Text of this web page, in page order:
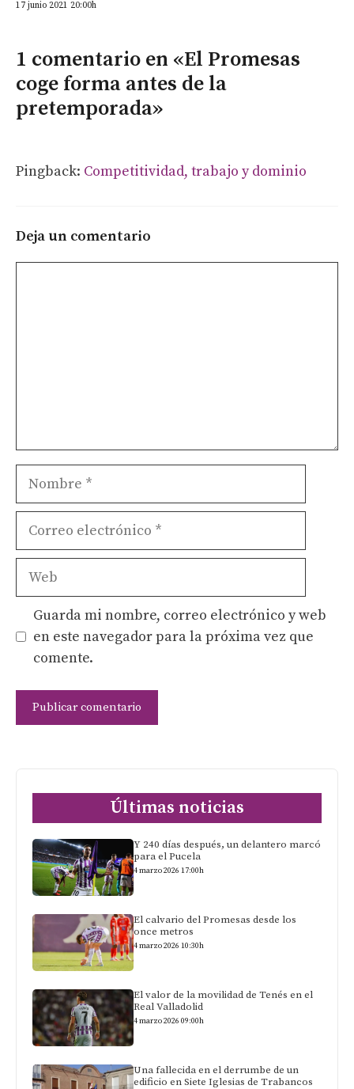
17 junio 2021 20:00h
1 comentario en «El Promesas
coge forma antes de la
pretemporada»
Pingback: Competitividad, trabajo y dominio
Deja un comentario
Nombre
Correo
Web
Guarda mi nombre, correo electrónico y web
en este navegador para la próxima vez que
comente.
Últimas noticias
Y 240 días después, un delantero marcó
para el Pucela
4 marzo 2026 17:00h
El calvario del Promesas desde los
once metros
4 marzo 2026 10:30h
El valor de la movilidad de Tenés en el
Real Valladolid
4 marzo 2026 09:00h
Una fallecida en el derrumbe de un
edificio en Siete Iglesias de Trabancos